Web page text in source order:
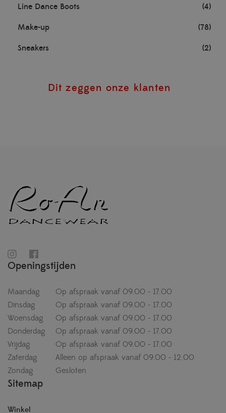
Line Dance Boots (4)
Make-up (78)
Sneakers (2)
Dit zeggen onze klanten
Openingstijden
Maandag
Op afspraak vanaf 09.00 - 17.00
Dinsdag
Op afspraak vanaf 09.00 - 17.00
Woensdag
Op afspraak vanaf 09.00 - 17.00
Donderdag
Op afspraak vanaf 09.00 - 17.00
Vrijdag
Op afspraak vanaf 09.00 - 17.00
Zaterdag
Alleen op afspraak vanaf 09.00 - 12.00
Zondag
Gesloten
Sitemap
Winkel